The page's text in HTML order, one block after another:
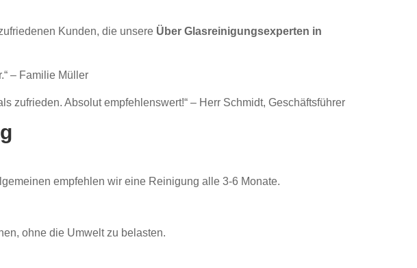
Kunden, die unsere Über Glasreinigungsexperten in
– Familie Müller
zufrieden. Absolut empfehlenswert!“ – Herr Schmidt, Geschäftsführer
empfehlen wir eine Reinigung alle 3-6 Monate.
ohne die Umwelt zu belasten.